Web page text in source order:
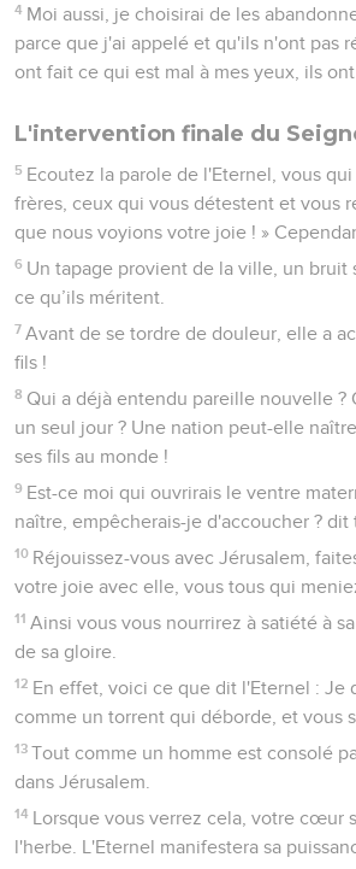
4 Moi aussi, je choisirai de les
parce que j'ai appelé et qu'ils n'ont pas
ont fait ce qui est mal à mes yeux, ils
L'intervention finale du
5 Ecoutez la parole de l'Eternel, vous
frères, ceux qui vous détestent et vous
que nous voyions votre joie ! »
6 Un tapage provient de la ville, un
ce qu’ils méritent.
7 Avant de se tordre de douleur, elle a
fils !
8 Qui a déjà entendu pareille nouvelle ?
un seul jour ? Une nation peut-elle
ses fils au monde !
9 Est-ce moi qui ouvrirais le ventre
naître, empêcherais-je d'accoucher ? dit
10 Réjouissez-vous avec Jérusalem,
votre joie avec elle, vous tous qui
11 Ainsi vous vous nourrirez à satiété à
de sa gloire.
12 En effet, voici ce que dit l'Eternel : Je
comme un torrent qui déborde, et vous
13 Tout comme un homme est consolé
dans Jérusalem.
14 Lorsque vous verrez cela, votre cœur
l'herbe. L'Eternel manifestera sa